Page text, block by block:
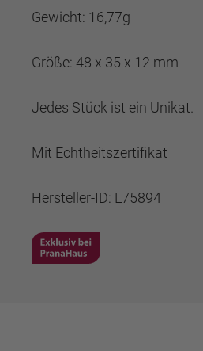
Gewicht: 16,77g
Größe: 48 x 35 x 12 mm
Jedes Stück ist ein Unikat.
Mit Echtheitszertifikat
Hersteller-ID: L75894